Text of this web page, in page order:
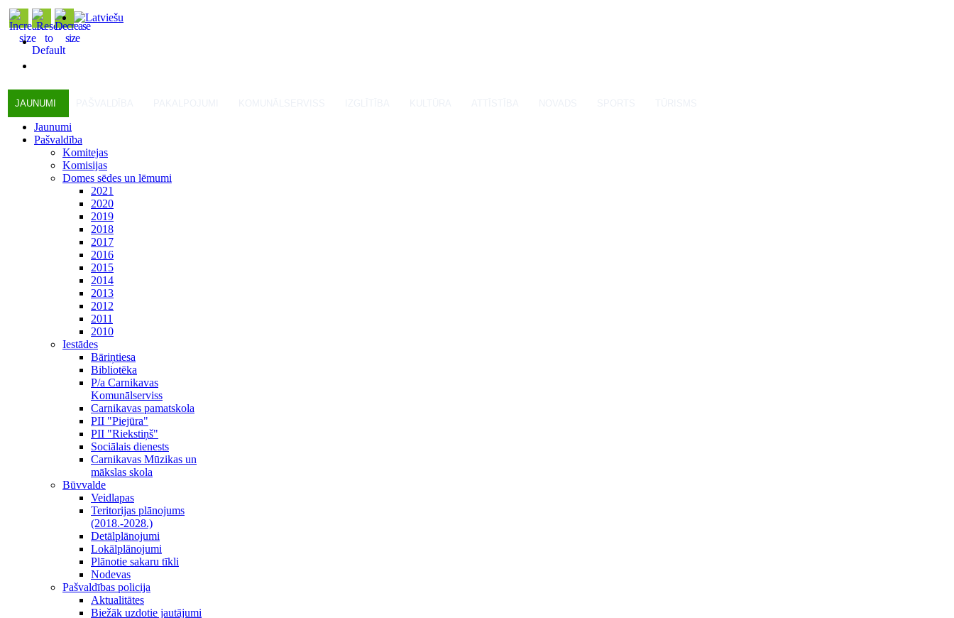
JAUNUMI
Jaunumi
Pašvaldība
Komitejas
Komisijas
Domes sēdes un lēmumi
2021
2020
2019
2018
2017
2016
2015
2014
2013
2012
2011
2010
Iestādes
Bāriņtiesa
Bibliotēka
P/a Carnikavas
Komunālserviss
Carnikavas pamatskola
PII "Piejūra"
PII "Riekstiņš"
Sociālais dienests
Carnikavas Mūzikas un
mākslas skola
Būvvalde
Veidlapas
Teritorijas plānojums
(2018.-2028.)
Detālplānojumi
Lokālplānojumi
Plānotie sakaru tīkli
Nodevas
Pašvaldības policija
Aktualitātes
Biežāk uzdotie jautājumi